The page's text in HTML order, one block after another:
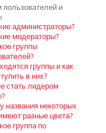
пользователей и
администраторы?
модераторы?
группы
группы и как
в них?
стать лидером
названия некоторых
разные цвета?
группа по